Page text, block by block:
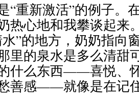
“重新激活”的例子。
热心地和我攀谈起来
”的地方，奶奶指向
里的泉水是多么清甜
什么东西——喜悦、
善感——就像是在记